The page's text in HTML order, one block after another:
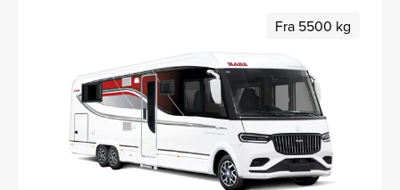
Fra 5500 kg